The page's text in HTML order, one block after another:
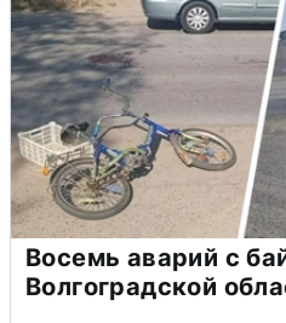
Восемь аварий с
Волгоградской